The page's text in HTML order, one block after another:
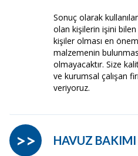
Sonuç olarak
olan kişilerin işini
kişiler olması en
malzemenin
olmayacaktır. Size
ve kurumsal çalışan
veriyoruz.
HAVUZ BAKIMI
>>